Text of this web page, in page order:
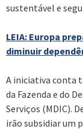
sustentável e
LEIA: Europa
diminuir
A iniciativa conta
da Fazenda e do
Serviços (MDIC).
irão subsidiar um